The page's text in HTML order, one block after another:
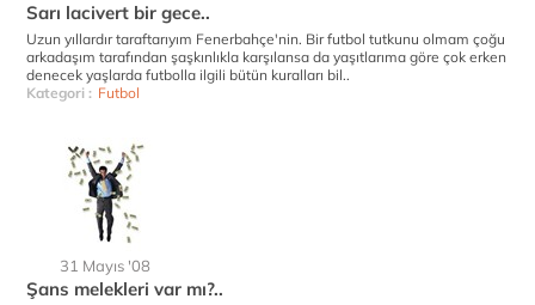
Sarı lacivert bir gece..
Uzun yıllardır taraftarıyım Fenerbahçe'nin. Bir futbol tutkunu olmam çoğu
arkadaşım tarafından şaşkınlıkla karşılansa da yaşıtlarıma göre çok erken
denecek yaşlarda futbolla ilgili bütün kuralları bil..
Kategori : Futbol
31 Mayıs '08
Şans melekleri var mı?..